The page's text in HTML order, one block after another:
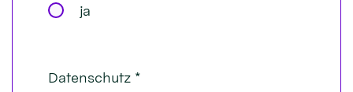
ja
Datenschutz *